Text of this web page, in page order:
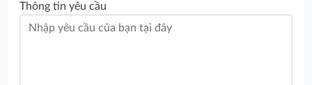
Thông tin yêu cầu